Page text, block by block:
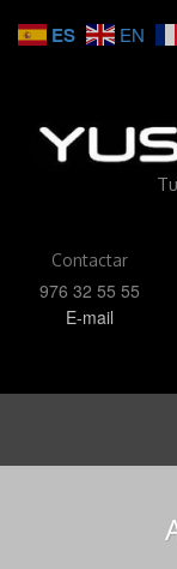
Contactar
976 32 55 55
E-mail
ES EN